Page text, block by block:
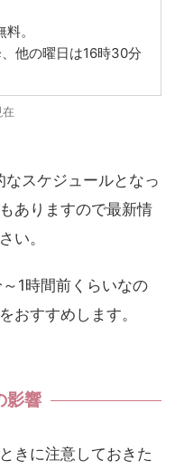
。
他の曜日は16時30分
スケジュールとなっ
ありますので最新情
い。
1時間前くらいなの
おすすめします。
影響
きに注意しておきた